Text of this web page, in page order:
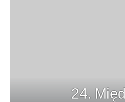
24.